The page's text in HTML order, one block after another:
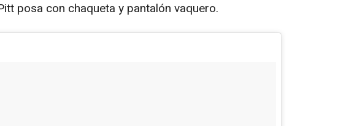
posa con chaqueta y pantalón vaquero.